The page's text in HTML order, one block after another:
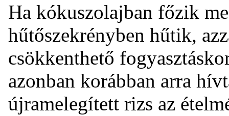
Ha kókuszolajban főzik
hűtőszekrényben hűtik,
csökkenthető
azonban korábban arra
újramelegített rizs az